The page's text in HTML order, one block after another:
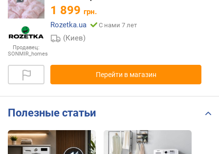
Продавец:
SONMIR_homes
1 899 грн.
Rozetka.ua
С нами 7 лет
(Киев)
Перейти в магазин
Полезные статьи